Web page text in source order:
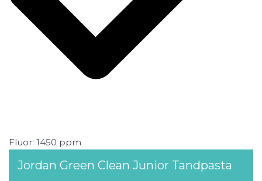
Fluor: 1450 ppm
Jordan Green Clean Junior Tandpasta